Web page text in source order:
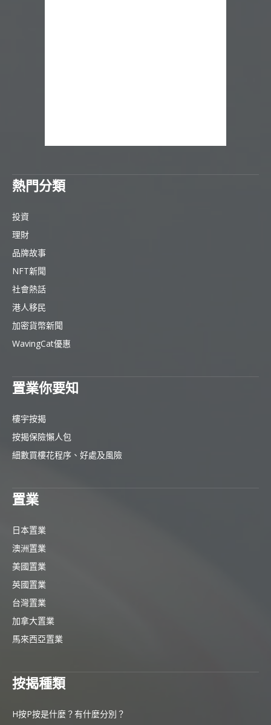
熱門分類
投資
理財
品牌故事
NFT新聞
社會熱話
港人移民
加密貨幣新聞
WavingCat優惠
置業你要知
樓宇按揭
按揭保險懶人包
細數買樓花程序、好處及風險
置業
日本置業
澳洲置業
美國置業
英國置業
台灣置業
加拿大置業
馬來西亞置業
按揭種類
H按P按是什麼？有什麼分別？